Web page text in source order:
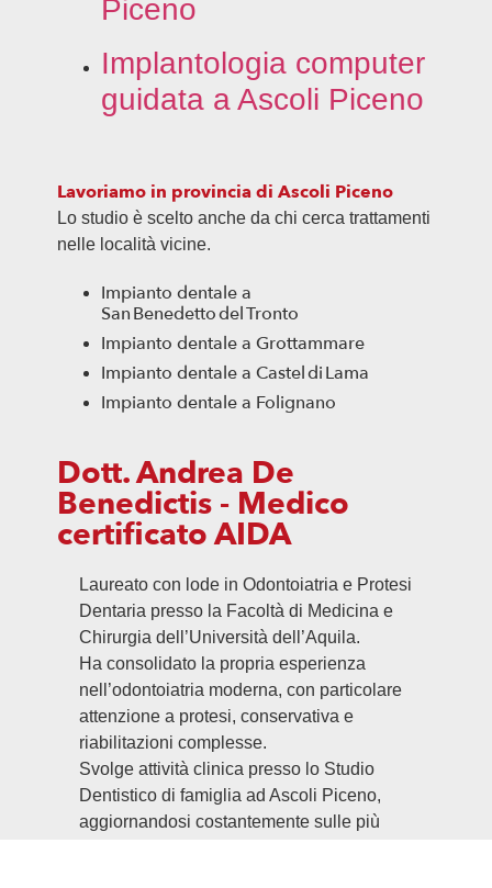
Piceno
Implantologia computer
guidata a Ascoli Piceno
Lavoriamo in provincia di Ascoli Piceno
Lo studio è scelto anche da chi cerca trattamenti
nelle località vicine.
Impianto dentale a
San Benedetto del Tronto
Impianto dentale a Grottammare
Impianto dentale a Castel di Lama
Impianto dentale a Folignano
Dott. Andrea De
Benedictis - Medico
certificato AIDA
Laureato con lode in Odontoiatria e Protesi
Dentaria presso la Facoltà di Medicina e
Chirurgia dell’Università dell’Aquila.
Ha consolidato la propria esperienza
nell’odontoiatria moderna, con particolare
attenzione a protesi, conservativa e
riabilitazioni complesse.
Svolge attività clinica presso lo Studio
Dentistico di famiglia ad Ascoli Piceno,
aggiornandosi costantemente sulle più